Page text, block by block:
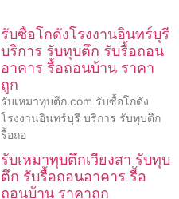
รับซื้อโกดังโรงงานอินทร์บุรี
บริการ รับทุบตึก รับรื้อถอน
อาคาร รื้อถอนบ้าน ราคา
ถูก
รับเหมาทุบตึก.com รับซื้อโกดัง
โรงงานอินทร์บุรี บริการ รับทุบตึก
รื้อถอ
รับเหมาทุบตึกเวียงสา รับทุบ
ตึก รับรื้อถอนอาคาร รื้อ
ถอนบ้าน ราคาถูก